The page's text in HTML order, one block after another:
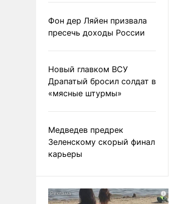
Фон дер Ляйен призвала
пресечь доходы России
Новый главком ВСУ
Драпатый бросил солдат в
«мясные штурмы»
Медведев предрек
Зеленскому скорый финал
карьеры